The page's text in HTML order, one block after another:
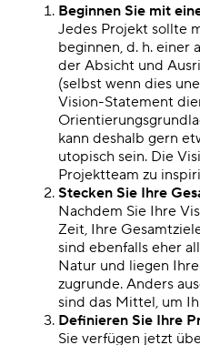
Beginnen Sie mit
Jedes Projekt sollte
beginnen, d. h. einer
der Absicht und
(selbst wenn dies
Vision-Statement
kann deshalb gern
utopisch sein. Die
Projektteam zu
Stecken Sie Ihre
Nachdem Sie Ihre
Zeit, Ihre
sind ebenfalls eher
Natur und liegen
zugrunde. Anders
sind das Mittel, um
Definieren Sie Ihre
Sie verfügen jetzt